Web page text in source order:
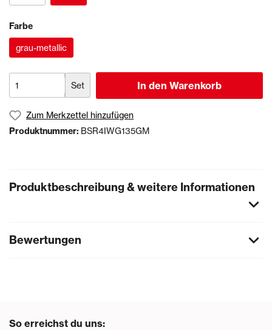
Farbe
grau-metallic
Set In den Warenkorb
Zum Merkzettel hinzufügen
Produktnummer: BSR4IWG135GM
Produktbeschreibung & weitere Informationen
Bewertungen
So erreichst du uns: